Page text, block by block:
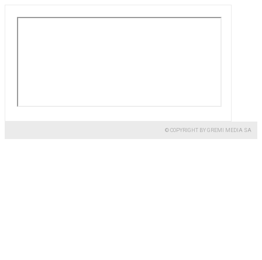
© COPYRIGHT BY GREMI MEDIA SA